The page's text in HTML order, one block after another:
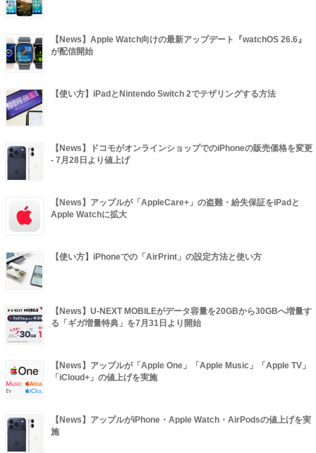
【News】Apple Watch向けの最新アップデート『watchOS 26.6』
が配信開始
【使い方】iPadとNintendo Switch 2でテザリングする方法
【News】ドコモがオンラインショップでのiPhoneの販売価格を変更
- 7月28日より値上げ
【News】アップルが「AppleCare+」の盗難・紛失保証をiPadと
Apple Watchに拡大
【使い方】iPhoneでの「AirPrint」の設定方法と使い方
【News】U-NEXT MOBILEがデータ容量を20GBから30GBへ増量す
る「ギガ増量特典」を7月31日より開始
【News】アップルが「Apple One」「Apple Music」「Apple TV」
「iCloud+」の値上げを実施
【News】アップルがiPhone・Apple Watch・AirPodsの値上げを実
施